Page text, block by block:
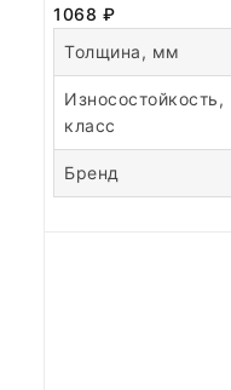
1068 ₽
Толщина, мм
Износостойкость,
класс
Бренд